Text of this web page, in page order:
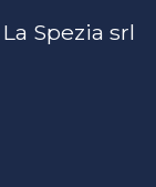
Spezia srl